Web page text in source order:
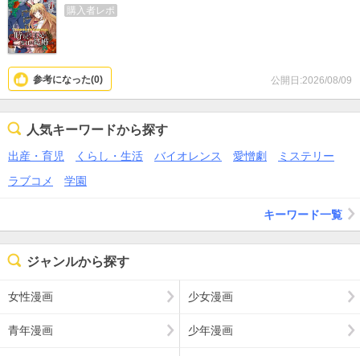
購入者レポ
公開日:2026/08/09
参考になった(0)
人気キーワードから探す
出産・育児 くらし・生活 バイオレンス 愛憎劇
ミステリー
ラブコメ
学園
キーワード一覧
ジャンルから探す
女性漫画 少女漫画
青年漫画 少年漫画